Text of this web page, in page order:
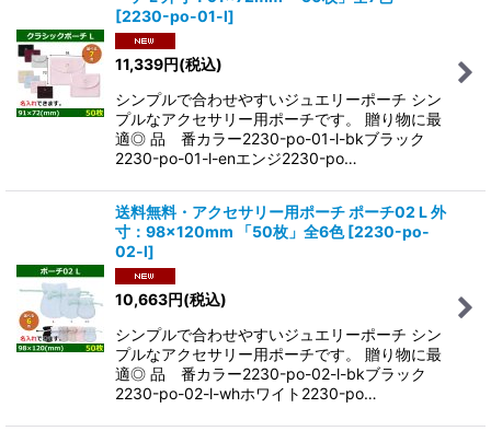
[2230-po-01-l]
11,339円(税込)
シンプルで合わせやすいジュエリーポーチ シン
プルなアクセサリー用ポーチです。 贈り物に最
適◎ 品 番カラー2230-po-01-l-bkブラック
2230-po-01-l-enエンジ2230-po…
送料無料・アクセサリー用ポーチ ポーチ02 L 外
寸：98×120mm 「50枚」全6色 [2230-po-
02-l]
10,663円(税込)
シンプルで合わせやすいジュエリーポーチ シン
プルなアクセサリー用ポーチです。 贈り物に最
適◎ 品 番カラー2230-po-02-l-bkブラック
2230-po-02-l-whホワイト2230-po…